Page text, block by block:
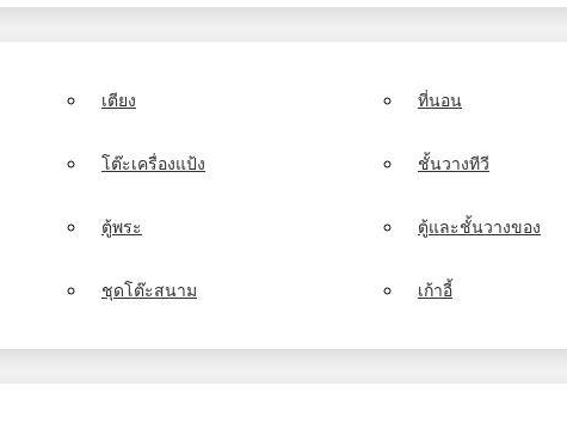
เตียง ที่นอน
โต๊ะเครื่องแป้ง ชั้นวางทีวี
ตู้พระ ตู้และชั้นวางของ
ชุดโต๊ะสนาม เก้าอี้